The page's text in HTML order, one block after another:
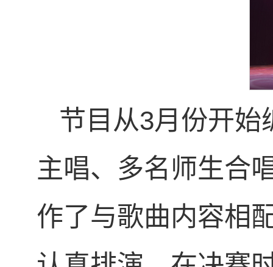
节目从3月份开始
主唱、多名师生合
作了与歌曲内容相